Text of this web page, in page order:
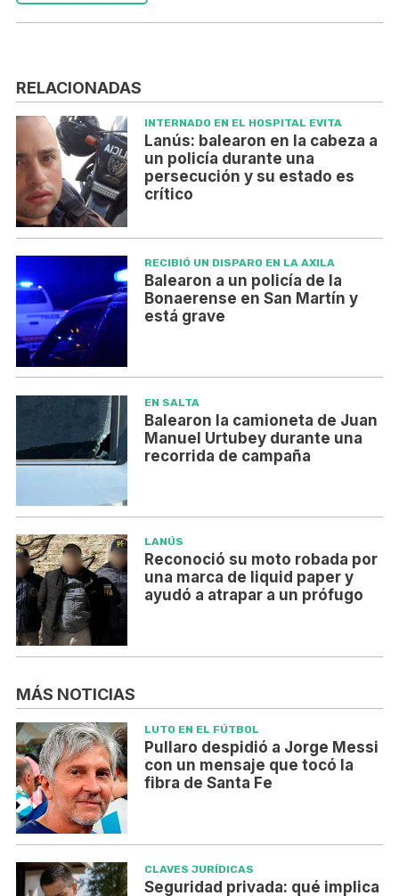
RELACIONADAS
INTERNADO EN EL HOSPITAL EVITA
Lanús: balearon en la cabeza a
un policía durante una
persecución y su estado es
crítico
RECIBIÓ UN DISPARO EN LA AXILA
Balearon a un policía de la
Bonaerense en San Martín y
está grave
EN SALTA
Balearon la camioneta de Juan
Manuel Urtubey durante una
recorrida de campaña
LANÚS
Reconoció su moto robada por
una marca de liquid paper y
ayudó a atrapar a un prófugo
MÁS NOTICIAS
LUTO EN EL FÚTBOL
Pullaro despidió a Jorge Messi
con un mensaje que tocó la
fibra de Santa Fe
CLAVES JURÍDICAS
Seguridad privada: qué implica